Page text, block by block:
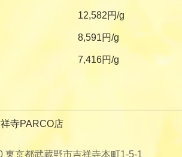
12,582円/g
8,591円/g
7,416円/g
寺PARCO店
東京都武蔵野市吉祥寺本町1-5-1